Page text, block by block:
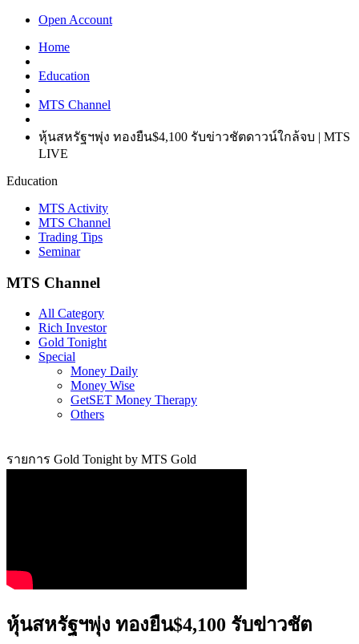
Open Account
Home
Education
MTS Channel
หุ้นสหรัฐฯพุ่ง ทองยืน$4,100 รับข่าวชัตดาวน์ใกล้จบ | MTS
LIVE
Education
MTS Activity
MTS Channel
Trading Tips
Seminar
MTS Channel
All Category
Rich Investor
Gold Tonight
Special
Money Daily
Money Wise
GetSET Money Therapy
Others
รายการ Gold Tonight by MTS Gold
หุ้นสหรัฐฯพุ่ง ทองยืน$4,100 รับข่าวชัต